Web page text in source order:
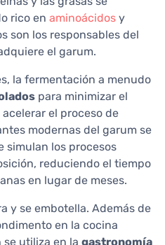
rico en aminoácidos y
son los responsables del
el garum.
la fermentación a menudo
para minimizar el
el proceso de
modernas del garum se
simulan los procesos
reduciendo el tiempo
en lugar de meses.
y se embotella. Además de
en la cocina
utiliza en la gastronomía